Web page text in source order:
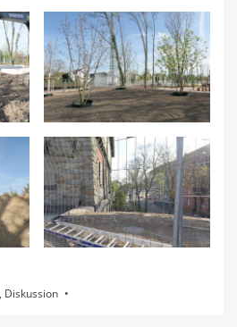
, Diskussion